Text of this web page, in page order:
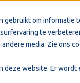
om informatie
te
media. Zie ons
website. Er